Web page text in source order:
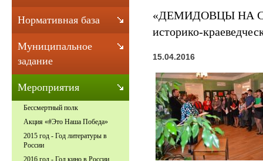
«ДЕМИДОВЦЫ НА
историко-
15.04.2016
Нормативная база
Муниципальное
задание
Мероприятия
Бессмертный полк
Акция «#Это Наша Победа»
2015 год - Год литературы в
России
2016 год - Год кино в России